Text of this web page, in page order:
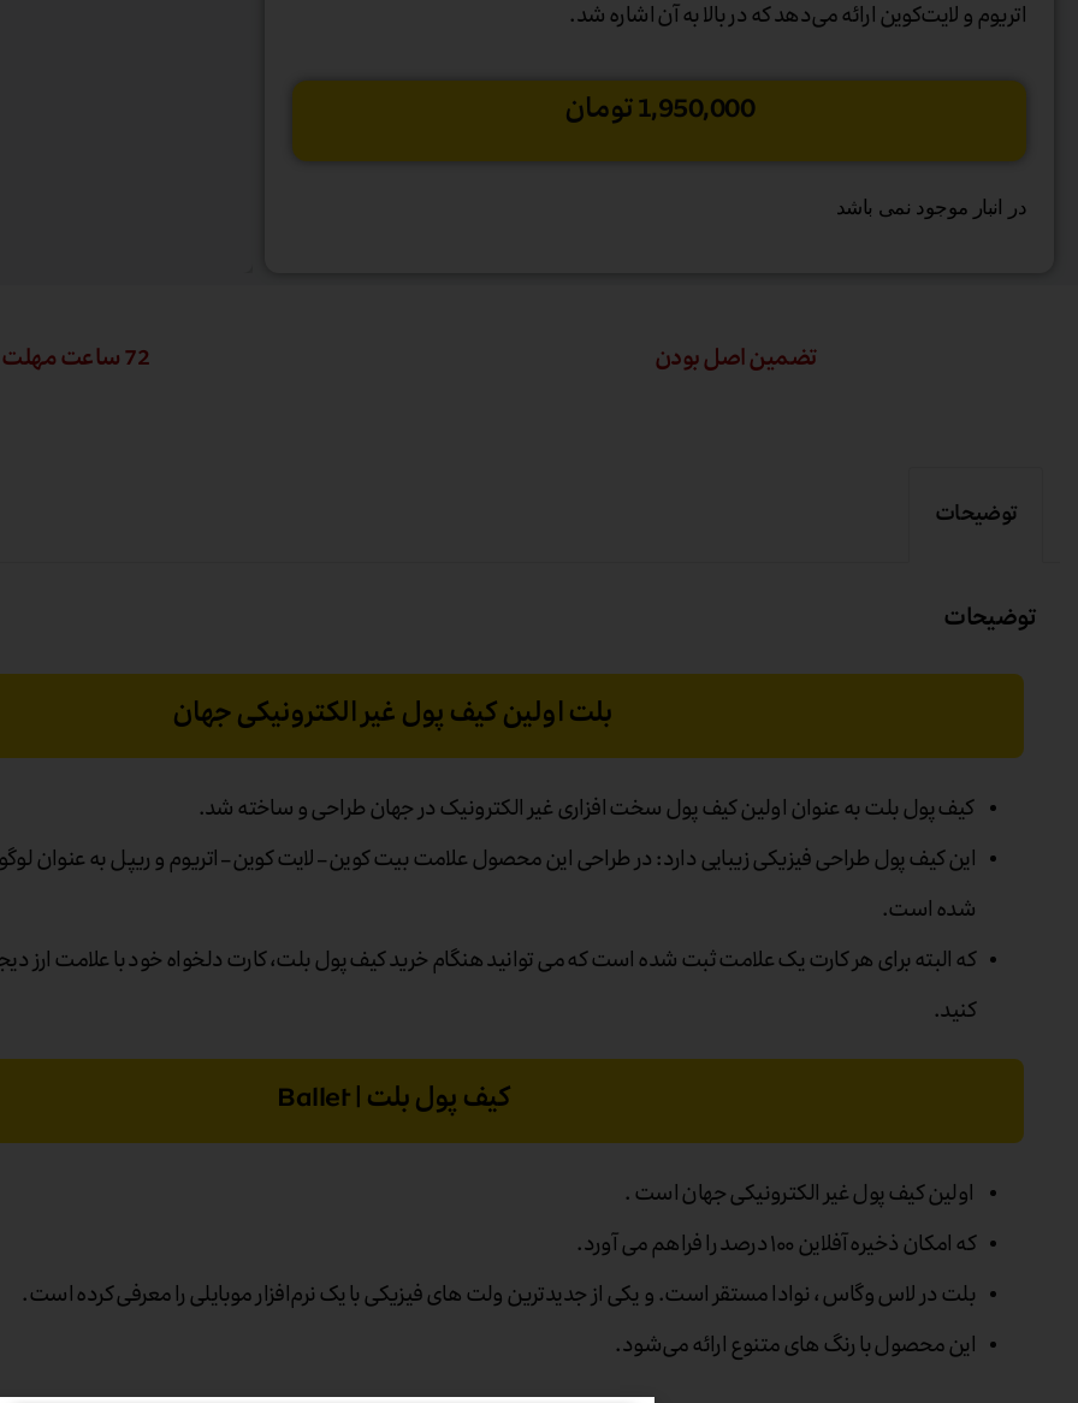
اتریوم و لایت‌کوین ارائه می‌دهد که در بالا به آن اشاره شد.
1,950,000تومان
در انبار موجود نمی باشد
تضمین اصل بودن 72 ساعت مهلت تست
توضیحات
توضیحات
بلت اولین کیف پول غیر الکترونیکی جهان
کیف پول بلت به عنوان اولین کیف پول سخت‌ افزاری غیر الکترونیک در جهان طراحی و ساخته شد.
این کیف پول طراحی فیزیکی زیبایی دارد: در طراحی این محصول علامت بیت کوین – لایت کوین – اتریوم و ریپل به عنوان
شده است.
که البته برای هر کارت یک علامت ثبت شده است که می توانید هنگام خرید کیف پول بلت، کارت دلخواه خود با علامت ارز
کنید.
کیف پول بلت | Ballet
اولین کیف پول غیر الکترونیکی جهان است .
که امکان ذخیره آفلاین ۱۰۰ درصد را فراهم می آورد.
بلت در لاس وگاس ، نوادا مستقر است. و یکی از جدیدترین ولت های فیزیکی با یک نرم‌افزار موبایلی را معرفی کرده است.
این محصول با رنگ های متنوع ارائه می‌شود.